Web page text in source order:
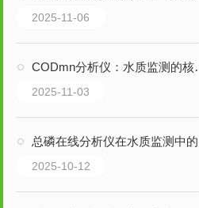
2025-11-06
CODmn分析仪：水质监测的核心工具
2025-11-03
总磷在线分析仪在水质监测中的应用
2025-10-12